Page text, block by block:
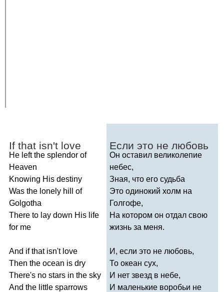
If that isn't love
He left the splendor of
Heaven
Knowing His destiny
Was the lonely hill
of
Golgotha
There to lay down His life
for me
And if that isn't love
Then the ocean is dry
There's no stars in the sky
And the little sparrows
Если это не любовь
Он оставил великолепие
небес,
Зная, что его судьба
Это одинокий холм на
Голгофе,
На котором он отдал свою
жизнь за меня.
И, если это не любовь,
То океан сух,
И нет звезд в небе,
И маленькие воробьи не